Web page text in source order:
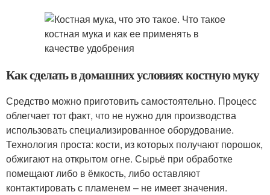
Как сделать в домашних условиях костную муку
Средство можно приготовить самостоятельно. Процесс
облегчает тот факт, что не нужно для производства
использовать специализированное оборудование.
Технология проста: кости, из которых получают порошок,
обжигают на открытом огне. Сырьё при обработке
помещают либо в ёмкость, либо оставляют
контактировать с пламенем – не имеет значения.